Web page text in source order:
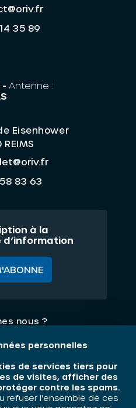
35 89
- Antenne :
Eisenhower
REIMS
83 63
à la
d’information
nous ?
légales
personnelles
de services tiers pour
de visites, afficher des
contre les spams.
refuser l'ensemble de ces